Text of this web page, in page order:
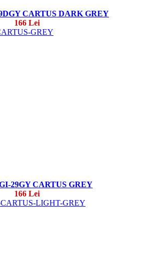
CARTUS DARK GREY
166 Lei
29GY CARTUS GREY
166 Lei